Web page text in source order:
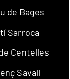
de Bages
Sarroca
Centelles
Savall